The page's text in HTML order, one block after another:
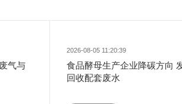
气与
2026-08-05 11:20:39
食品酵母生产企业降碳方向
回收配套废水